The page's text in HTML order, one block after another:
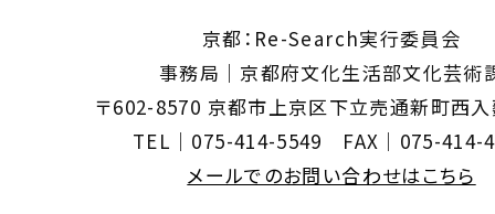
京都：Re-Search実行委員会
事務局｜京都府文化生活部文化芸術
〒602-8570 京都市上京区下立売通新町西入
TEL｜075-414-5549 FAX｜075-414-
メールでのお問い合わせはこちら